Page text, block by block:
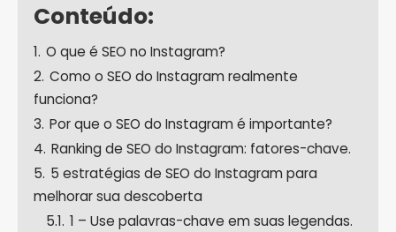
Conteúdo:
1. O que é SEO no Instagram?
2. Como o SEO do Instagram realmente
funciona?
3. Por que o SEO do Instagram é importante?
4. Ranking de SEO do Instagram: fatores-chave.
5. 5 estratégias de SEO do Instagram para
melhorar sua descoberta
5.1. 1 – Use palavras-chave em suas legendas.